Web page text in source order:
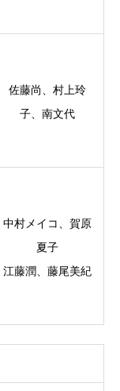
佐藤尚、村上玲
子、南文代
中村メイコ、賀原
夏子
江藤潤、藤尾美紀